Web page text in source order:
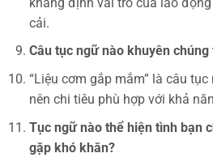
cải.
Câu tục ngữ nào khuyên
“Liệu cơm gắp mắm” là câu
nên chi tiêu phù hợp với khả
Tục ngữ nào thể hiện tình bạn
gặp khó khăn?